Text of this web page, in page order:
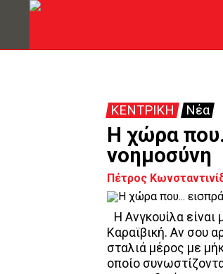
ΚΕΝΤΡΙΚΗ Νέα
Η χώρα
νοημοσύνη
Πέτρος
Η Ανγκουίλα
Καραϊβική. Αν σου
σταλιά μέρος με
οποίο